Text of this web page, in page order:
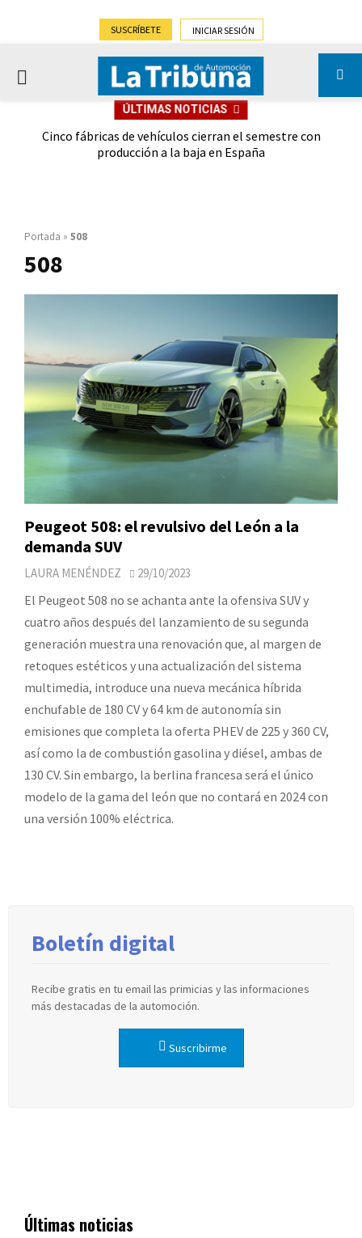
SUSCRÍBETE INICIAR SESIÓN
PRIMARY
ÚLTIMAS NOTICIAS
Cinco fábricas de vehículos cierran el semestre con
producción a la baja en España
Portada » 508
508
Peugeot 508: el revulsivo del León a la
demanda SUV
LAURA MENÉNDEZ 29/10/2023
El Peugeot 508 no se achanta ante la ofensiva SUV y
cuatro años después del lanzamiento de su segunda
generación muestra una renovación que, al margen de
retoques estéticos y una actualización del sistema
multimedia, introduce una nueva mecánica híbrida
enchufable de 180 CV y 64 km de autonomía sin
emisiones que completa la oferta PHEV de 225 y 360 CV,
así como la de combustión gasolina y diésel, ambas de
130 CV. Sin embargo, la berlina francesa será el único
modelo de la gama del león que no contará en 2024 con
una versión 100% eléctrica.
Boletín digital
Recibe gratis en tu email las primicias y las informaciones
más destacadas de la automoción.
Suscribirme
Últimas noticias